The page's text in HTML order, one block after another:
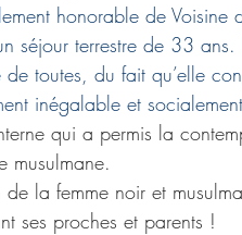
honorable de Voisine
séjour terrestre de 33
toutes, du fait qu’elle
inégalable et
qui a permis la
musulmane.
la femme noir et
ses proches et parents !